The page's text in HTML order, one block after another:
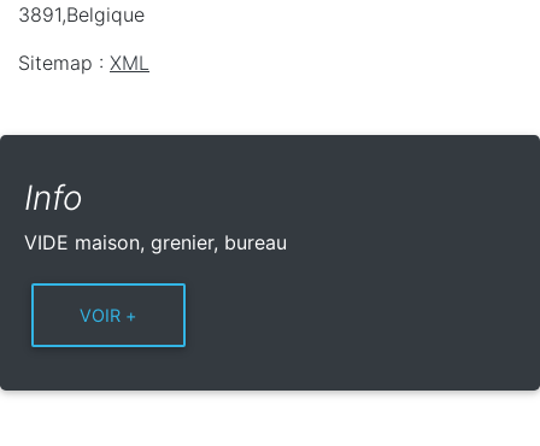
3891,Belgique
Sitemap : XML
Info
VIDE maison, grenier, bureau